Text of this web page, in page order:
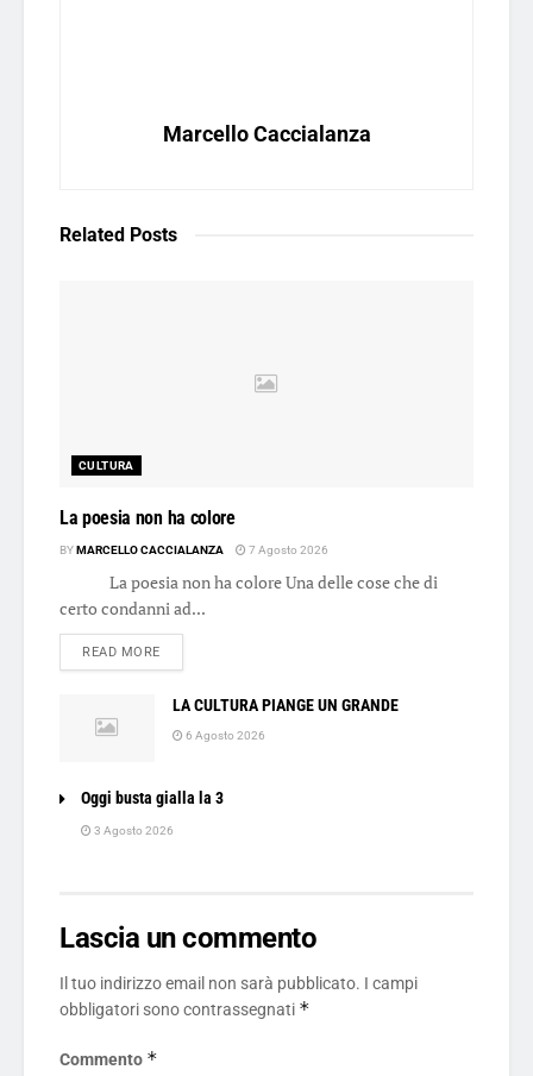
Marcello Caccialanza
Related Posts
CULTURA
La poesia non ha colore
BYMARCELLO CACCIALANZA 7 Agosto 2026
La poesia non ha colore Una delle cose che di
certo condanni ad...
READ MOREDETAILS
LA CULTURA PIANGE UN GRANDE
6 Agosto 2026
Oggi busta gialla la 3
3 Agosto 2026
Lascia un commento
Il tuo indirizzo email non sarà pubblicato. I campi
obbligatori sono contrassegnati *
Commento *